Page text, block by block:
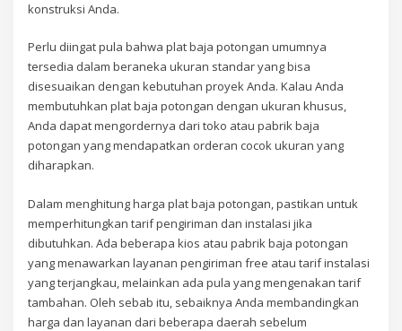
konstruksi Anda.
Perlu diingat pula bahwa plat baja potongan umumnya
tersedia dalam beraneka ukuran standar yang bisa
disesuaikan dengan kebutuhan proyek Anda. Kalau Anda
membutuhkan plat baja potongan dengan ukuran khusus,
Anda dapat mengordernya dari toko atau pabrik baja
potongan yang mendapatkan orderan cocok ukuran yang
diharapkan.
Dalam menghitung harga plat baja potongan, pastikan untuk
memperhitungkan tarif pengiriman dan instalasi jika
dibutuhkan. Ada beberapa kios atau pabrik baja potongan
yang menawarkan layanan pengiriman free atau tarif instalasi
yang terjangkau, melainkan ada pula yang mengenakan tarif
tambahan. Oleh sebab itu, sebaiknya Anda membandingkan
harga dan layanan dari beberapa daerah sebelum